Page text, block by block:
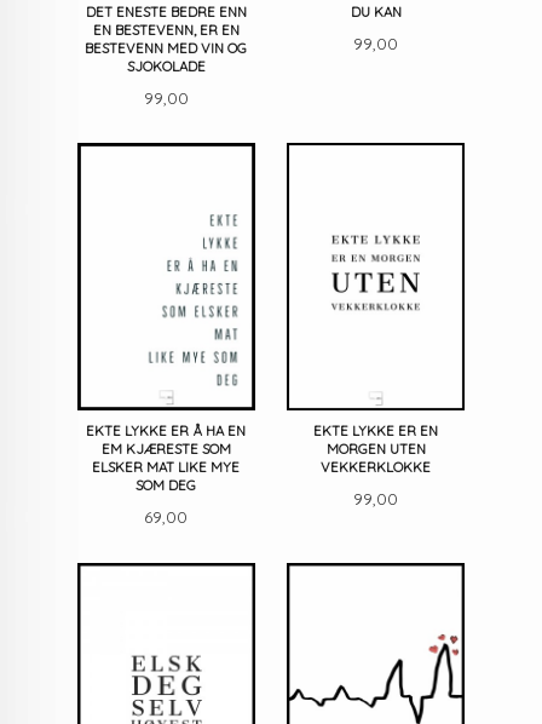
DET ENESTE BEDRE ENN
EN BESTEVENN, ER EN
BESTEVENN MED VIN OG
SJOKOLADE
Pris
99,00
DU KAN
Pris
99,00
EKTE LYKKE ER Å HA EN
EM KJÆRESTE SOM
ELSKER MAT LIKE MYE
SOM DEG
Pris
69,00
EKTE LYKKE ER EN
MORGEN UTEN
VEKKERKLOKKE
Pris
99,00